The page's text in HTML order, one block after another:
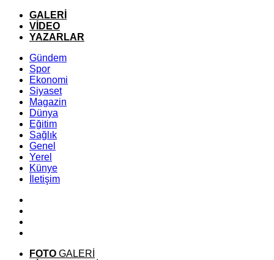
GALERİ
VİDEO
YAZARLAR
Gündem
Spor
Ekonomi
Siyaset
Magazin
Dünya
Eğitim
Sağlık
Genel
Yerel
Künye
İletişim
FOTO GALERİ